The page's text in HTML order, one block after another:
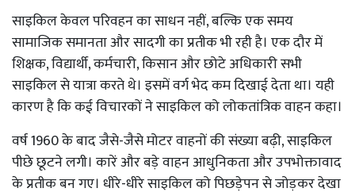
साइकिल केवल परिवहन का साधन नहीं, बल्कि एक समय
सामाजिक समानता और सादगी का प्रतीक भी रही है। एक दौर में
शिक्षक, विद्यार्थी, कर्मचारी, किसान और छोटे अधिकारी सभी
साइकिल से यात्रा करते थे। इसमें वर्ग भेद कम दिखाई देता था। यही
कारण है कि कई विचारकों ने साइकिल को लोकतांत्रिक वाहन कहा।
वर्ष 1960 के बाद जैसे-जैसे मोटर वाहनों की संख्या बढ़ी, साइकिल
पीछे छूटने लगी। कारें और बड़े वाहन आधुनिकता और उपभोक्तावाद
के प्रतीक बन गए। धीरे-धीरे साइकिल को पिछड़ेपन से जोड़कर देखा